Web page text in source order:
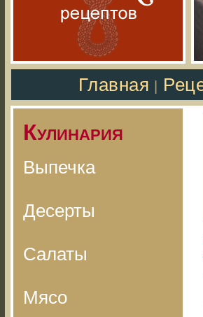
Главная
Кулинария
Выпечка
Десерты
Салаты
Мясо